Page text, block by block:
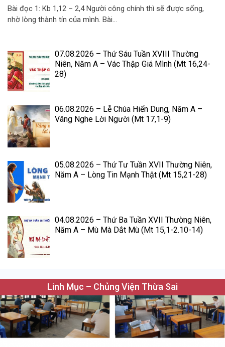
Bài đọc 1: Kb 1,12 – 2,4 Người công chính thì sẽ được sống,
nhờ lòng thành tín của mình. Bài...
07.08.2026 – Thứ Sáu Tuần XVIII Thường
Niên, Năm A – Vác Thập Giá Mình (Mt 16,24-
28)
06.08.2026 – Lễ Chúa Hiển Dung, Năm A –
Vâng Nghe Lời Người (Mt 17,1-9)
05.08.2026 – Thứ Tư Tuần XVII Thường Niên,
Năm A – Lòng Tin Mạnh Thật (Mt 15,21-28)
04.08.2026 – Thứ Ba Tuần XVII Thường Niên,
Năm A – Mù Mà Dắt Mù (Mt 15,1-2.10-14)
Linh Mục – Chủng Viện Thừa Sai